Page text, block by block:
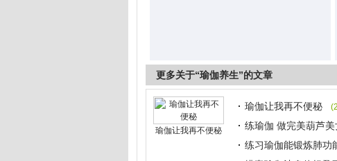
更多关于“瑜伽养生”的文章
瑜伽让我再不便秘
瑜伽让我再不便秘
练瑜伽 做完美葫芦美
练习瑜伽能锻炼肺功